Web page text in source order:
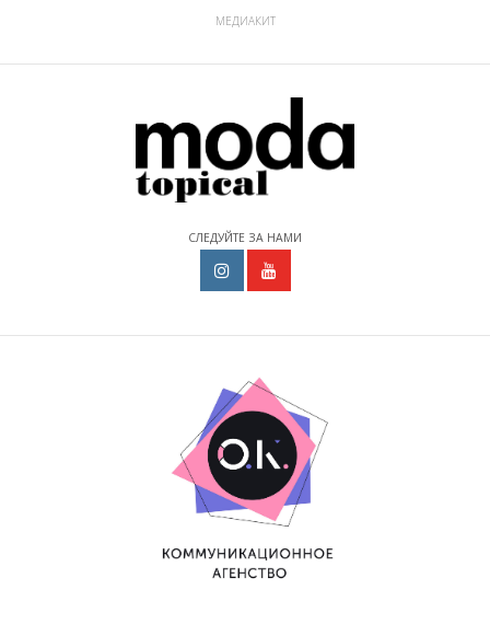
МЕДИАКИТ
СЛЕДУЙТЕ ЗА НАМИ